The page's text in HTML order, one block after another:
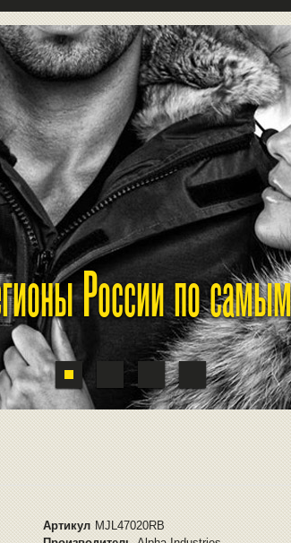
России по
Артикул MJL47020RB